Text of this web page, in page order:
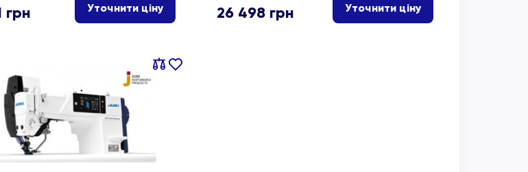
грн Уточнити ціну 26 498 грн Уточнити ціну
Порівняти
В